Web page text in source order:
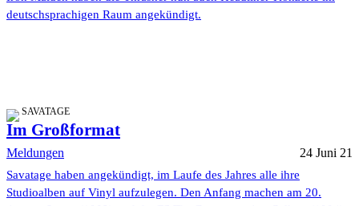
deutschsprachigen Raum angekündigt.
SAVATAGE
Im Großformat
Meldungen 24 Juni 21
Savatage haben angekündigt, im Laufe des Jahres alle ihre
Studioalben auf Vinyl aufzulegen. Den Anfang machen am 20.